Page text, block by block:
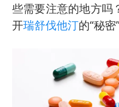
《龙
“伊斯
些需要注意的地方吗
开瑞舒伐他汀的“秘密”